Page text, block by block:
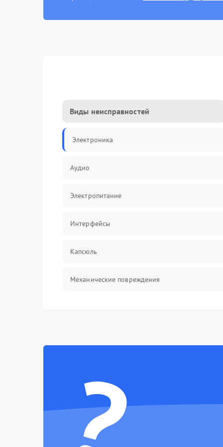
Виды неисправностей
Электроника
Аудио
Электропитание
Интерфейсы
Капсюль
Механические повреждения